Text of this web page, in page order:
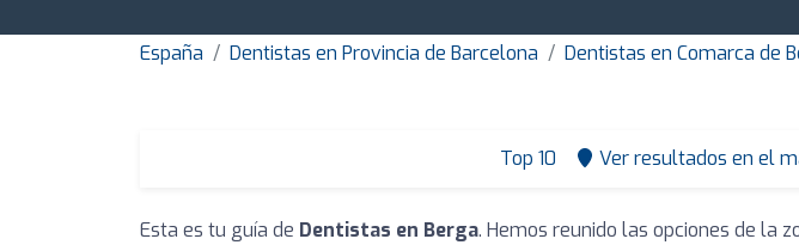
España Dentistas en Provincia de Barcelona Dentistas en Comarca de
Top 10 Ver resultados en el
Esta es tu guía de Dentistas en Berga. Hemos reunido las opciones de la